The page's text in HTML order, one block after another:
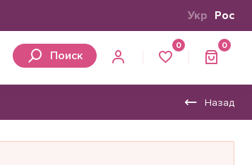
Укр Рос
Поиск
0 0
Назад